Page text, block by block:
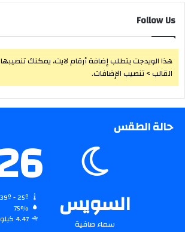
Follow Us
هذا الويدجت يتطلب إضافة أرقام لايت، يمكنك
القالب > تنصيب الإضافات.
حالة الطقس
السويس
سماء صافية
75%
4.47 كيلومتر/ساعة